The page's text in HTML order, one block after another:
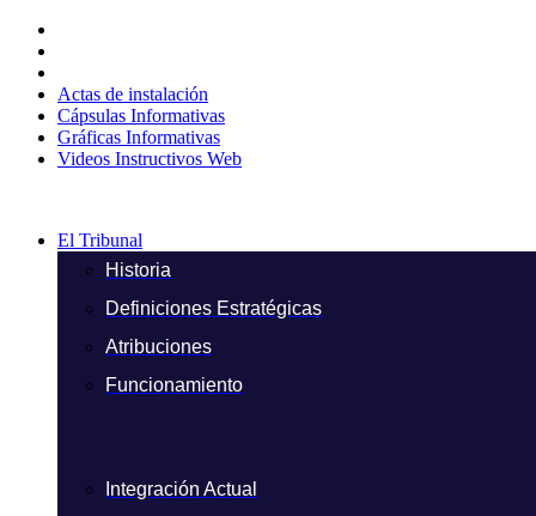
contenido
Actas de instalación
Cápsulas Informativas
Gráficas Informativas
Videos Instructivos Web
El Tribunal
Historia
Definiciones Estratégicas
Atribuciones
Funcionamiento
Integración Actual